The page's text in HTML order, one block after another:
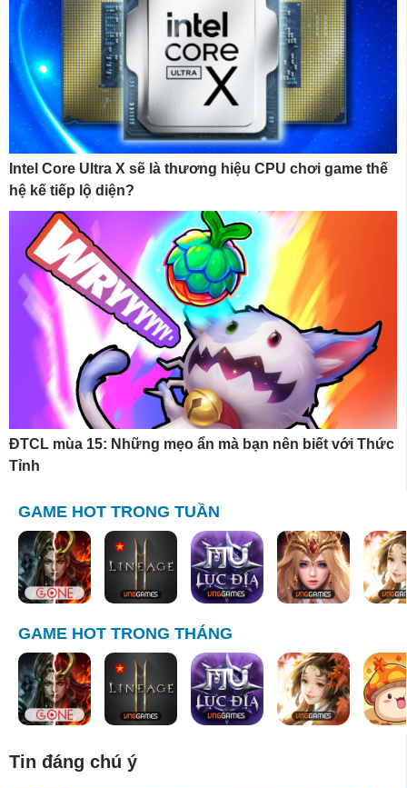
Intel Core Ultra X sẽ là thương hiệu CPU chơi game thế
hệ kế tiếp lộ diện?
ĐTCL mùa 15: Những mẹo ẩn mà bạn nên biết với Thức
Tỉnh
GAME HOT TRONG TUẦN
GAME HOT TRONG THÁNG
Tin đáng chú ý